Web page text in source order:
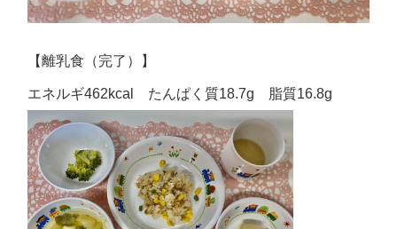
【離乳食（完了）】
エネルギ462kcal たんぱく質18.7g 脂質16.8g